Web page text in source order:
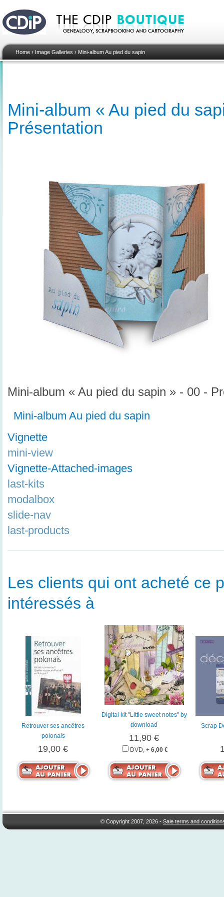
Home › Image Galleries › Mini-album Au pied du sapin
Mini-album « Au pied du
Présentation
Mini-album « Au pied du sapin » - 00 -
Mini-album Au pied du sapin
Vignette
mini-view
Vignette-Attached-images
last-kits
modalbox
slide-nav
last-products
Les clients qui ont acheté ce
intéressés à
Retrouver ses ancêtres
polonais
19,00 €
Digital kit "Little sweet notes" by
download
11,90 €
DVD, + 6,00 €
Scrap
© Copyright 2007, 2026 -Sale terms and